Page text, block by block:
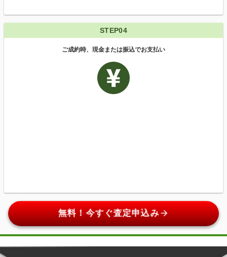
STEP04
ご成約時、現金または振込でお支払い
無料！今すぐ査定申込みarrow_forward